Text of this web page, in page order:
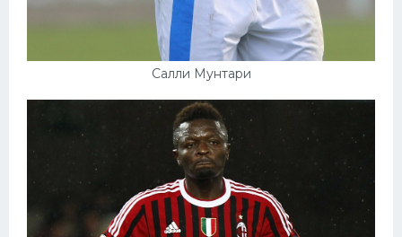
Салли Мунтари